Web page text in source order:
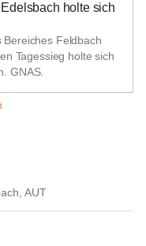
holte sich
Feldbach
Tagessieg holte sich
GNAS.
AUT